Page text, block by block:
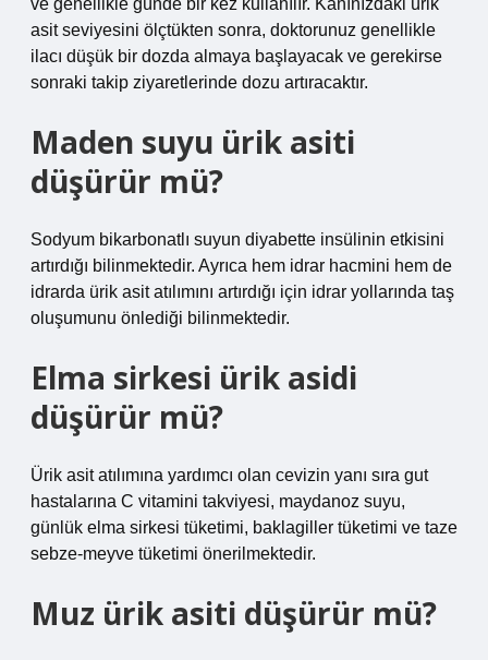
ve genellikle günde bir kez kullanılır. Kanınızdaki ürik
asit seviyesini ölçtükten sonra, doktorunuz genellikle
ilacı düşük bir dozda almaya başlayacak ve gerekirse
sonraki takip ziyaretlerinde dozu artıracaktır.
Maden suyu ürik asiti
düşürür mü?
Sodyum bikarbonatlı suyun diyabette insülinin etkisini
artırdığı bilinmektedir. Ayrıca hem idrar hacmini hem de
idrarda ürik asit atılımını artırdığı için idrar yollarında taş
oluşumunu önlediği bilinmektedir.
Elma sirkesi ürik asidi
düşürür mü?
Ürik asit atılımına yardımcı olan cevizin yanı sıra gut
hastalarına C vitamini takviyesi, maydanoz suyu,
günlük elma sirkesi tüketimi, baklagiller tüketimi ve taze
sebze-meyve tüketimi önerilmektedir.
Muz ürik asiti düşürür mü?